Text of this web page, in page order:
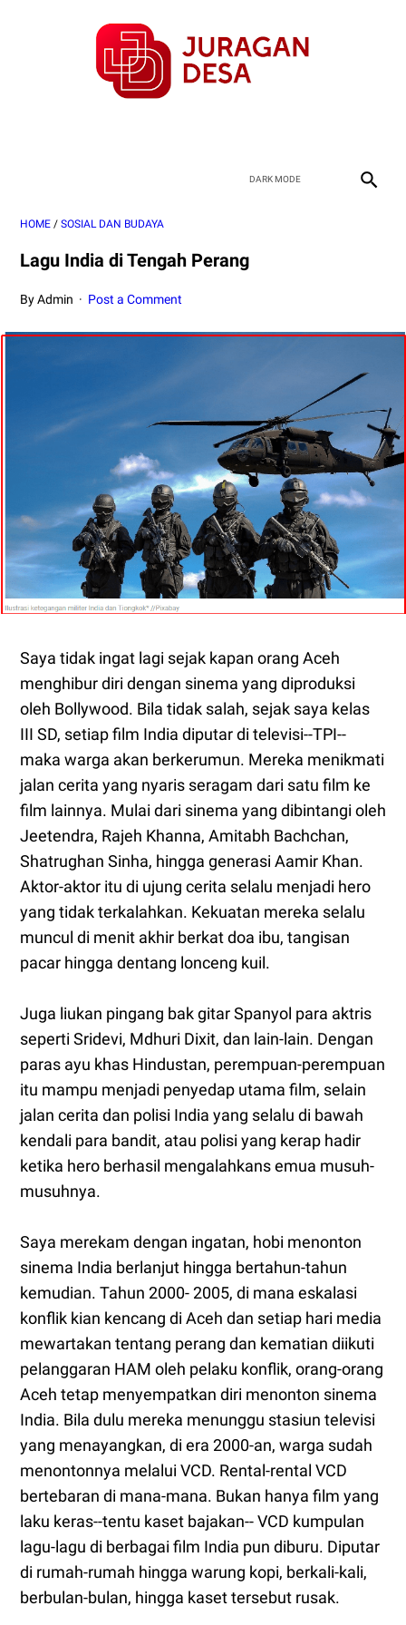
HOME / SOSIAL DAN BUDAYA
Lagu India di Tengah Perang
By Admin Post a Comment
Saya tidak ingat lagi sejak kapan orang Aceh
menghibur diri dengan sinema yang diproduksi
oleh Bollywood. Bila tidak salah, sejak saya kelas
III SD, setiap film India diputar di televisi--TPI--
maka warga akan berkerumun. Mereka menikmati
jalan cerita yang nyaris seragam dari satu film ke
film lainnya. Mulai dari sinema yang dibintangi oleh
Jeetendra, Rajeh Khanna, Amitabh Bachchan,
Shatrughan Sinha, hingga generasi Aamir Khan.
Aktor-aktor itu di ujung cerita selalu menjadi hero
yang tidak terkalahkan. Kekuatan mereka selalu
muncul di menit akhir berkat doa ibu, tangisan
pacar hingga dentang lonceng kuil.
Juga liukan pingang bak gitar Spanyol para aktris
seperti Sridevi, Mdhuri Dixit, dan lain-lain. Dengan
paras ayu khas Hindustan, perempuan-perempuan
itu mampu menjadi penyedap utama film, selain
jalan cerita dan polisi India yang selalu di bawah
kendali para bandit, atau polisi yang kerap hadir
ketika hero berhasil mengalahkans emua musuh-
musuhnya.
Saya merekam dengan ingatan, hobi menonton
sinema India berlanjut hingga bertahun-tahun
kemudian. Tahun 2000- 2005, di mana eskalasi
konflik kian kencang di Aceh dan setiap hari media
mewartakan tentang perang dan kematian diikuti
pelanggaran HAM oleh pelaku konflik, orang-orang
Aceh tetap menyempatkan diri menonton sinema
India. Bila dulu mereka menunggu stasiun televisi
yang menayangkan, di era 2000-an, warga sudah
menontonnya melalui VCD. Rental-rental VCD
bertebaran di mana-mana. Bukan hanya film yang
laku keras--tentu kaset bajakan-- VCD kumpulan
lagu-lagu di berbagai film India pun diburu. Diputar
di rumah-rumah hingga warung kopi, berkali-kali,
berbulan-bulan, hingga kaset tersebut rusak.